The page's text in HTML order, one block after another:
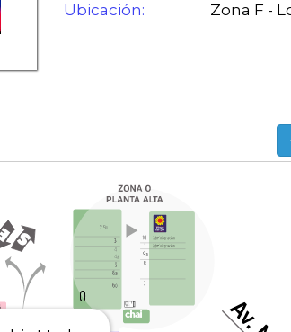
Ubicación:
Zona F -